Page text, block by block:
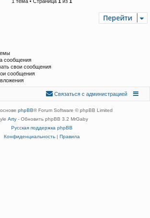
Перейти
сообщения
свои сообщения
сообщения
Связаться с администрацией
phpBB® Forum Software © phpBB Limited
Arty - Обновить phpBB 3.2 MrGaby
Русская поддержка phpBB
Конфиденциальность| Правила